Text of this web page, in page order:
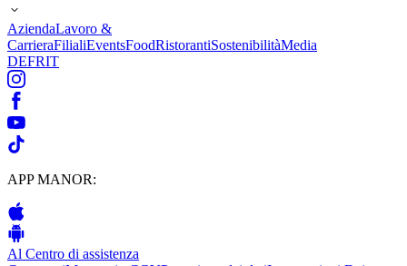
AziendaLavoro &
CarrieraFilialiEventsFoodRistorantiSostenibilitàMedia
DEFRIT
APP MANOR:
Al Centro di assistenza